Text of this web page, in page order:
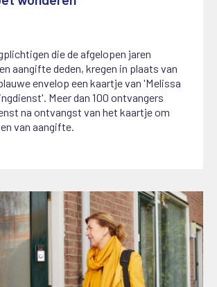
die de afgelopen jaren
aangifte deden, kregen in plaats van
envelop een kaartje van 'Melissa
Meer dan 100 ontvangers
na ontvangst van het kaartje om
van aangifte.